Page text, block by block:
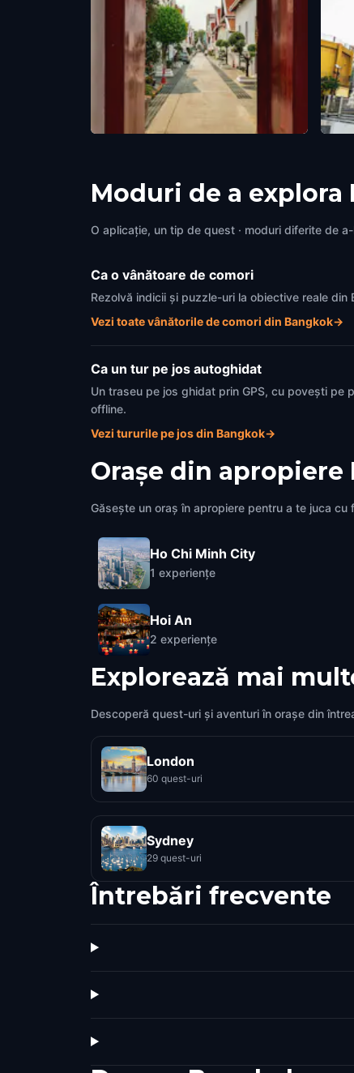
Moduri de a
O aplicație, un tip de quest · moduri diferite de
Ca o vânătoare de comori
Rezolvă indicii și puzzle-uri la obiective reale
Vezi toate vânătorile de comori din Bangkok→
Ca un tur pe jos autoghidat
Un traseu pe jos ghidat prin GPS, cu povești
offline.
Vezi tururile pe jos din Bangkok→
Orașe din apropiere
Găsește un oraș în apropiere pentru a te juca cu
Ho Chi Minh City
1 experiențe
Hoi An
2 experiențe
Explorează mai
Descoperă quest-uri și aventuri în orașe din
London
60 quest-uri
Sydney
29 quest-uri
Întrebări frecvente